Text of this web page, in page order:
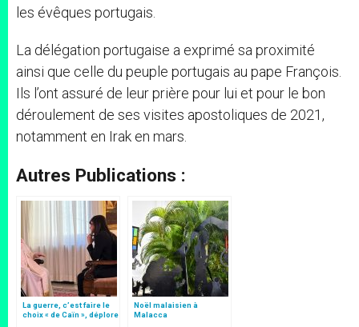
les évêques portugais.
La délégation portugaise a exprimé sa proximité
ainsi que celle du peuple portugais au pape François.
Ils l’ont assuré de leur prière pour lui et pour le bon
déroulement de ses visites apostoliques de 2021,
notamment en Irak en mars.
Autres Publications :
La guerre, c’est faire le
choix « de Caïn », déplore
Noël malaisien à
Malacca